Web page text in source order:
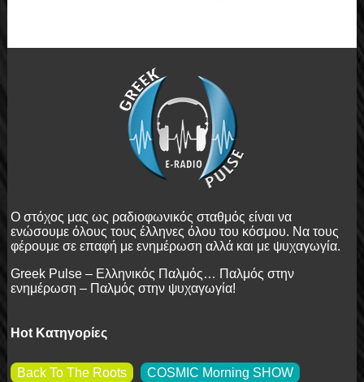
Ο στόχος μας ως ραδιοφωνικός σταθμός είναι να
ενώσουμε όλους τους έλληνες όλου του κόσμου. Να τους
φέρουμε σε επαφή με ενημέρωση αλλά και με ψυχαγωγία.
Greek Pulse – Ελληνικός Παλμός… Παλμός στην
ενημέρωση – Παλμός στην ψυχαγωγία!
Hot Κατηγορίες
Back To The Roots
COSMIC Morning SHOW